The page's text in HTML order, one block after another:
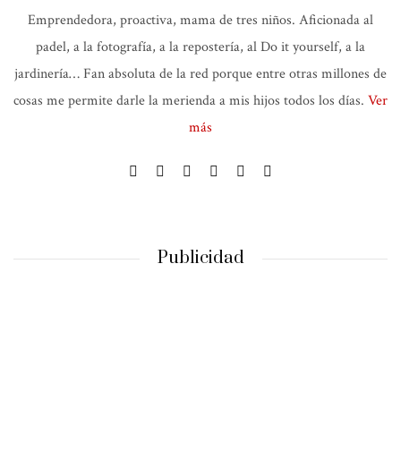
Emprendedora, proactiva, mama de tres niños. Aficionada al
padel, a la fotografía, a la repostería, al Do it yourself, a la
jardinería… Fan absoluta de la red porque entre otras millones de
cosas me permite darle la merienda a mis hijos todos los días. Ver
más
Publicidad